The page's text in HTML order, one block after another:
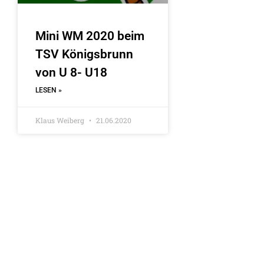
Mini WM 2020 beim
TSV Königsbrunn
von U 8- U18
LESEN »
Klaus Weiberg 21.06.2020